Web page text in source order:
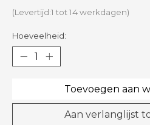
(Levertijd:1 tot 14 werkdagen)
Hoeveelheid:
Toevoegen aan
Aan verlanglijst